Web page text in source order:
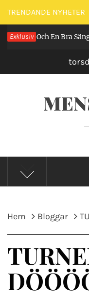
Hoppa
till
innehåll
TRENDANDE NYHETER
Exklusiv
Säng Kan Göra
Hem Bloggar